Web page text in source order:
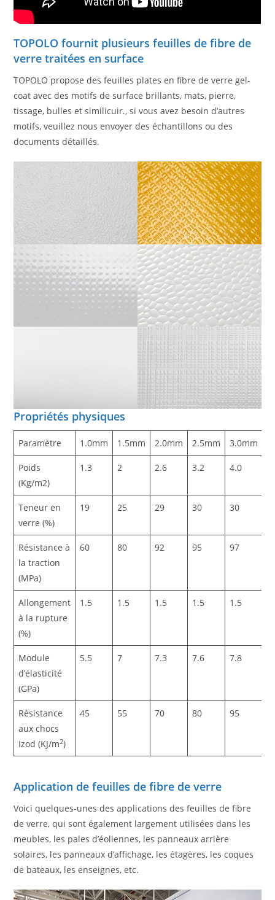
TOPOLO fournit plusieurs feuilles de fibre de
verre traitées en surface
TOPOLO propose des feuilles plates en fibre de verre gel-
coat avec des motifs de surface brillants, mats, pierre,
tissage, bulles et similicuir., si vous avez besoin d’autres
motifs, veuillez nous envoyer des échantillons ou des
documents détaillés.
Propriétés physiques
Paramètre 1.0mm 1.5mm 2.0mm 2.5mm 3.0mm
Poids
(Kg/m2)
1.3 2 2.6 3.2 4.0
Teneur en
verre (%)
19 25 29 30 30
Résistance à
la traction
(MPa)
60 80 92 95 97
Allongement
à la rupture
(%)
1.5 1.5 1.5 1.5 1.5
Module
d’élasticité
(GPa)
5.5 7 7.3 7.6 7.8
Résistance
aux chocs
Izod (KJ/m2)
45 55 70 80 95
Application de feuilles de fibre de verre
Voici quelques-unes des applications des feuilles de fibre
de verre, qui sont également largement utilisées dans les
meubles, les pales d’éoliennes, les panneaux arrière
solaires, les panneaux d’affichage, les étagères, les coques
de bateaux, les enseignes, etc.